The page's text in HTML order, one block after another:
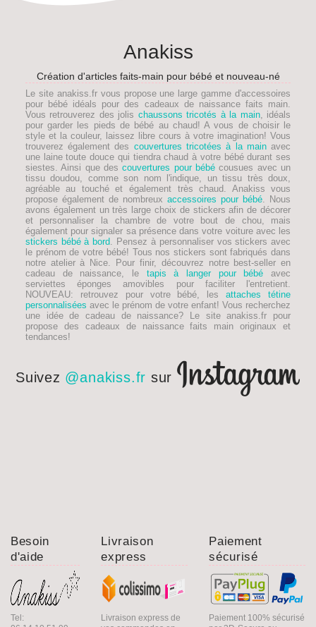
Anakiss
Création d'articles faits-main pour bébé et nouveau-né
Le site anakiss.fr vous propose une large gamme d'accessoires
pour bébé idéals pour des cadeaux de naissance faits main
Vous retrouverez des jolis chaussons tricotés à la main, idéals
pour garder les pieds de bébé au chaud! A vous de choisir le
style et la couleur, laissez libre cours à votre imagination! Vous
trouverez également des couvertures tricotées à la mainavec
une laine toute douce qui tiendra chaud à votre bébé durant ses
siestes. Ainsi que descouvertures pour bébé cousues avec un
tissu doudou, comme son nom l'indique, un tissu très doux,
agréable au touché et également très chaud. Anakiss vous
propose également de nombreuxaccessoires pour bébé . Nous
avons également un très large choix de stickers afin de décorer
et personnaliser la chambre de votre bout de chou, mais
également pour signaler sa présence dans votre voiture avec les
stickers bébé à bord . Pensez à personnaliser vos stickers avec
le prénom de votre bébé! Tous nos stickers sont fabriqués dans
notre atelier à Nice. Pour finir, découvrez notre best-seller en
cadeau de naissance, le tapis à langer pour bébé avec
serviettes éponges amovibles pour faciliter l'entretient.
NOUVEAU: retrouvez pour votre bébé, lesattaches tétine
personnalisées avec le prénom de votre enfant! Vous recherchez
une idée de cadeau de naissance? Le site anakiss.fr pour
propose des cadeaux de naissance faits main originaux et
tendances!
Suivez @anakiss.fr sur
Besoin
d'aide
Tel:
Livraison
express
Livraison express de
Paiement
sécurisé
Paiement 100% sécurisé